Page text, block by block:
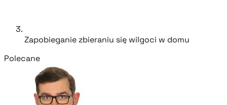
Zapobieganie zbieraniu się wilgoci w domu
Polecane